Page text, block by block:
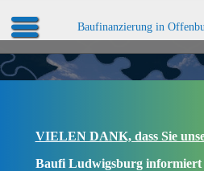
Baufinanzierung in
VIELEN DANK, dass Sie
Baufi Ludwigsburg